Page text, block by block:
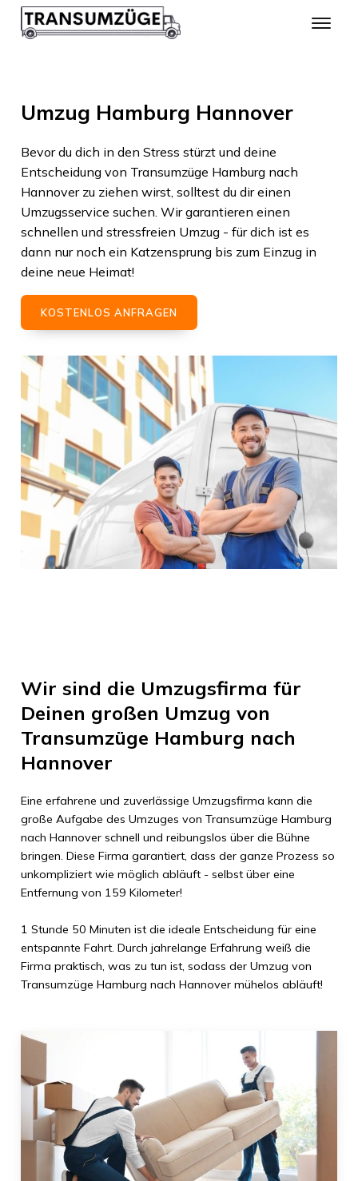
Umzug Hamburg Hannover
Bevor du dich in den Stress stürzt und deine
Entscheidung von Transumzüge Hamburgnach
Hannoverzu ziehen wirst, solltest du dir einen
Umzugsservice suchen. Wir garantieren einen
schnellen und stressfreien Umzug - für dich ist es
dann nur noch ein Katzensprung bis zum Einzug in
deine neue Heimat!
KOSTENLOS ANFRAGEN
Wir sind die Umzugsfirma für
Deinen großen Umzug von
Transumzüge Hamburg nach
Hannover
Eine erfahrene und zuverlässige Umzugsfirma kann die
große Aufgabe des Umzuges von Transumzüge Hamburg
nach Hannoverschnell und reibungslos über die Bühne
bringen. Diese Firma garantiert, dass der ganze Prozess so
unkompliziert wie möglich abläuft - selbst über eine
Entfernung von 159 Kilometer!
1 Stunde 50 Minuten ist die ideale Entscheidung für eine
entspannte Fahrt. Durch jahrelange Erfahrung weiß die
Firma praktisch, was zu tun ist, sodass der Umzug von
Transumzüge Hamburg nach Hannovermühelos abläuft!